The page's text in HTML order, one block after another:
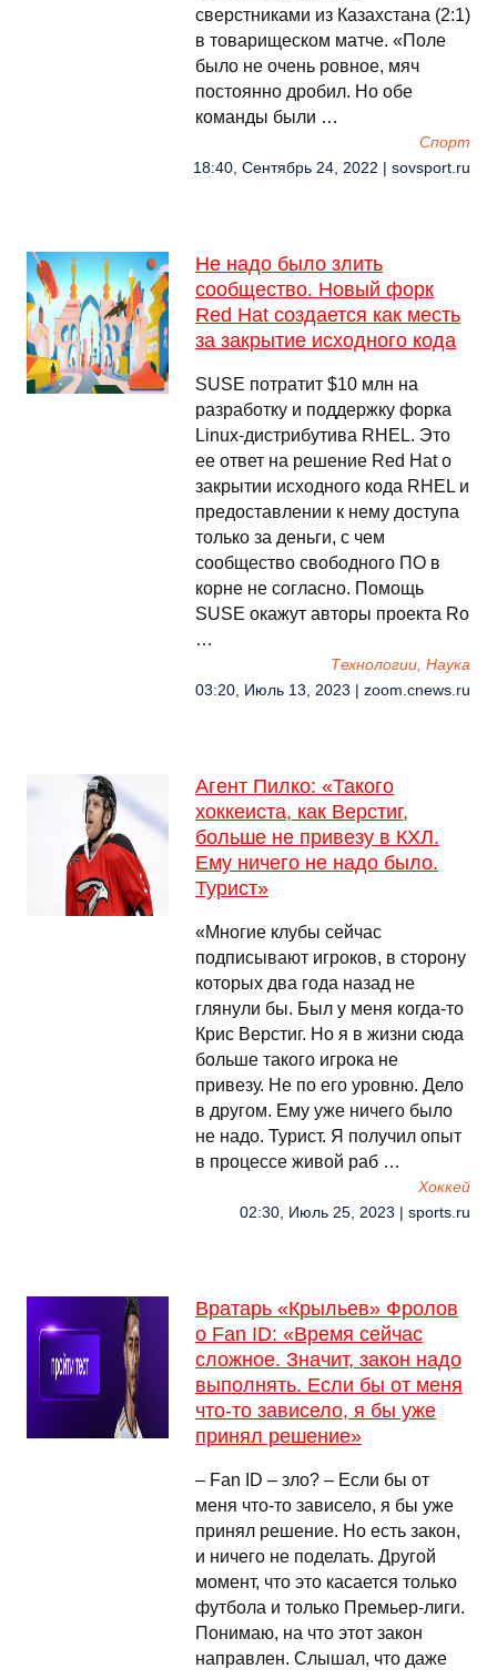
сверстниками из Казахстана (2:1)
в товарищеском матче. «Поле
было не очень ровное, мяч
постоянно дробил. Но обе
команды были …
Спорт
18:40, Сентябрь 24, 2022 | sovsport.ru
Не надо было злить
сообщество. Новый форк
Red Hat создается как месть
за закрытие исходного кода
SUSE потратит $10 млн на
разработку и поддержку форка
Linux-дистрибутива RHEL. Это
ее ответ на решение Red Hat о
закрытии исходного кода RHEL и
предоставлении к нему доступа
только за деньги, с чем
сообщество свободного ПО в
корне не согласно. Помощь
SUSE окажут авторы проекта Ro
…
Технологии, Наука
03:20, Июль 13, 2023 | zoom.cnews.ru
Агент Пилко: «Такого
хоккеиста, как Верстиг,
больше не привезу в КХЛ.
Ему ничего не надо было.
Турист»
«Многие клубы сейчас
подписывают игроков, в сторону
которых два года назад не
глянули бы. Был у меня когда-то
Крис Верстиг. Но я в жизни сюда
больше такого игрока не
привезу. Не по его уровню. Дело
в другом. Ему уже ничего было
не надо. Турист. Я получил опыт
в процессе живой раб …
Хоккей
02:30, Июль 25, 2023 | sports.ru
Вратарь «Крыльев» Фролов
о Fan ID: «Время сейчас
сложное. Значит, закон надо
выполнять. Если бы от меня
что-то зависело, я бы уже
принял решение»
– Fan ID – зло? – Если бы от
меня что-то зависело, я бы уже
принял решение. Но есть закон,
и ничего не поделать. Другой
момент, что это касается только
футбола и только Премьер-лиги.
Понимаю, на что этот закон
направлен. Слышал, что даже